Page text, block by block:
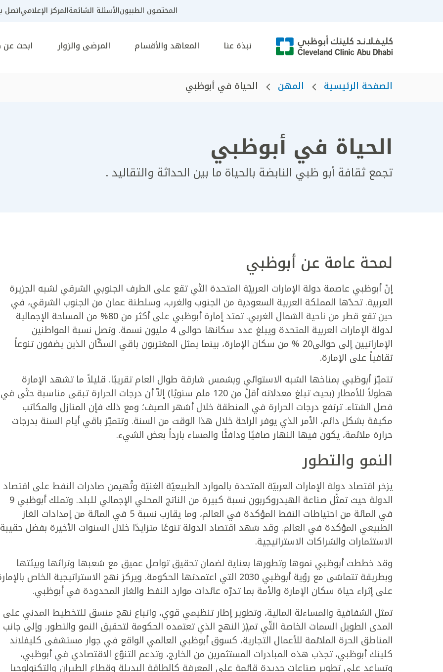
المختصون الطبيونالأسئلة الشائعةالمركز الإعلامياتصل
نبذة عنا المعاهد والأقسام المرضى والزوار ابحث
الصفحة الرئيسية المهن الحياة في أبوظبي
الحياة في أبوظبي
تجمع ثقافة أبو ظبي النابضة بالحياة ما بين الحداثة والتقاليد .
لمحة عامة عن أبوظبي
إنّ أبوظبي عاصمة دولة الإمارات العربيّة المتحدة التّي تقع على الطرف الجنوبي الشرقي لشبه الجزيرة
العربية. تحدّها المملكة العربية السعودية من الجنوب والغرب، وسلطنة عمان من الجنوب الشرقي، في
حين تقع قطر من ناحية الشمال الغربي. تمتد إمارة أبوظبي على أكثر من 80% من المساحة الإجمالية
لدولة الإمارات العربية المتحدة ويبلغ عدد سكانها حوالى 4 مليون نسمة. وتصل نسبة المواطنين
الإماراتيين إلى حوالى20 % من سكان الإمارة، بينما يمثل المغتربون باقي السكّان الذين يضفون تنوعاً
ثقافياً على الإمارة.
تتميّز أبوظبي بمناخها الشبه الاستوائي وبشمس شارقة طوال العام تقريبًا. قليلاً ما تشهد الإمارة
هطولاً للأمطار (بحيث تبلغ معدلاته أقلّ من 120 ملم سنويًا) إلاّ أن درجات الحرارة تبقى مناسبة حتّى في
فصل الشتاء. ترتفع درجات الحرارة في المنطقة خلال أشهر الصيف؛ ومع ذلك فإن المنازل والمكاتب
مكيفة بشكل دائم، الأمر الذي يوفر الراحة خلال هذا الوقت من السنة. وتتميّز باقي أيام السنة بدرجات
حرارة ملائمة، يكون فيها النهار صافيًا ودافئًا والمساء بارداً بعض الشيء.
النمو والتطور
يزخر اقتصاد دولة الإمارات العربيّة المتحدة بالموارد الطبيعيّة الغنيّة وتُهيمن صادرات النفط على اقتصاد
الدولة حيث تمثّل صناعة الهيدروكربون نسبة كبيرة من الناتج المحلي الإجمالي للبلد. وتملك أبوظبي 9
في المائة من احتياطات النفط المؤكدة في العالم، وما يقارب نسبة 5 في المائة من إمدادات الغاز
الطبيعي المؤكدة في العالم. وقد شهد اقتصاد الدولة تنوعًا متزايدًا خلال السنوات الأخيرة بفضل حقيبة
الاستثمارات والشراكات الاستراتيجية.
وقد خططت أبوظبي نموها وتطورها بعناية لضمان تحقيق تواصل عميق مع شعبها وتراثها وبيئتها
وبطريقة تتماشى مع رؤية أبوظبي 2030 التي اعتمدتها الحكومة. ويركز نهج الاستراتيجية الخاص
على إثراء حياة سكان الإمارة والأمة بما تدرّه عائدات موارد النفط والغاز المحدودة في أبوظبي.
تمثل الشفافية والمساءلة المالية، وتطوير إطار تنظيمي قوي، واتباع نهج منسق للتخطيط المدني على
المدى الطويل السمات الخاصة التّي تميّز النهج الذي تعتمده الحكومة لتحقيق النمو والتطور. وإلى جانب
المناطق الحرة الملائمة للأعمال التجارية، كسوق أبوظبي العالمي الواقع في جوار مستشفى كليفلاند
كلينك أبوظبي، تجذب هذه المبادرات المستثمرين من الخارج، وتدعم التنوّع الاقتصادي في أبوظبي،
وتساعد على تطوير صناعات جديدة قائمة على المعرفة كالطاقة البديلة وقطاع الطيران والتكنولوجيا